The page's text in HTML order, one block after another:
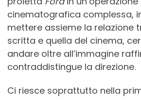
cinematografica complessa,
mettere assieme la relazione
scritta e quella del cinema,
andare oltre all’immagine
contraddistingue la direzione.
Ci riesce soprattutto nella